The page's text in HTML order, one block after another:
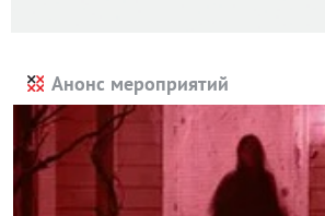
Анонс мероприятий